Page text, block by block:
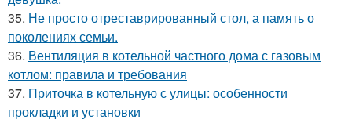
35. Не просто отреставрированный стол, а память о
поколениях семьи.
36. Вентиляция в котельной частного дома с газовым
котлом: правила и требования
37. Приточка в котельную с улицы: особенности
прокладки и установки